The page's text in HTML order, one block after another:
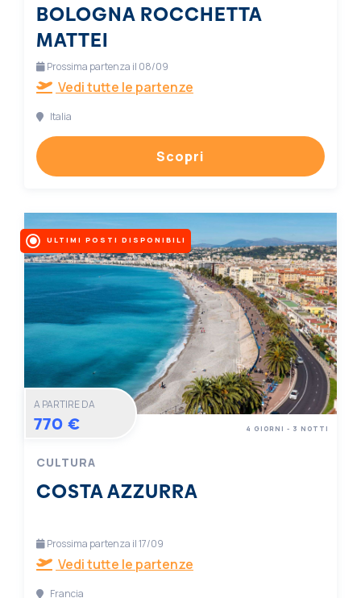
BOLOGNA ROCCHETTA
MATTEI
Prossima partenza il 08/09
Vedi tutte le partenze
Italia
Scopri
ULTIMI POSTI DISPONIBILI
A PARTIRE DA
770 €
CULTURA
COSTA AZZURRA
4 GIORNI - 3 NOTTI
Prossima partenza il 17/09
Vedi tutte le partenze
Francia